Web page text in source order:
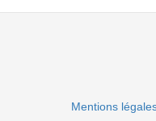
Mentions